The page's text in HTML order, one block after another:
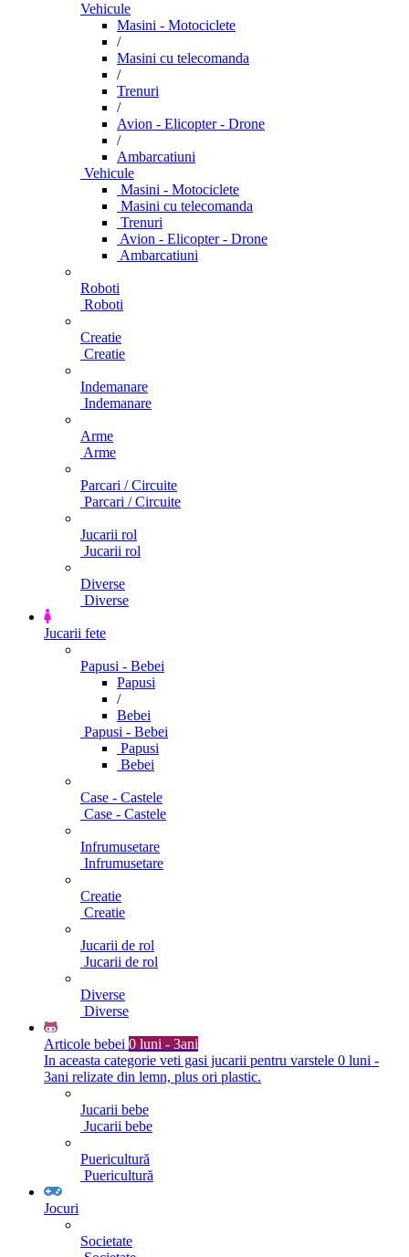
Vehicule
Masini - Motociclete
/
Masini cu telecomanda
/
Trenuri
/
Avion - Elicopter - Drone
/
Ambarcatiuni
Vehicule
Masini - Motociclete
Masini cu telecomanda
Trenuri
Avion - Elicopter - Drone
Ambarcatiuni
Roboti
Roboti
Creatie
Creatie
Indemanare
Indemanare
Arme
Arme
Parcari / Circuite
Parcari / Circuite
Jucarii rol
Jucarii rol
Diverse
Diverse
Jucarii fete
Papusi - Bebei
Papusi
/
Bebei
Papusi - Bebei
Papusi
Bebei
Case - Castele
Case - Castele
Infrumusetare
Infrumusetare
Creatie
Creatie
Jucarii de rol
Jucarii de rol
Diverse
Diverse
Articole bebei 0 luni - 3ani
In aceasta categorie veti gasi jucarii pentru varstele 0 luni -
3ani relizate din lemn, plus ori plastic.
Jucarii bebe
Jucarii bebe
Puericultură
Puericultură
Jocuri
Societate